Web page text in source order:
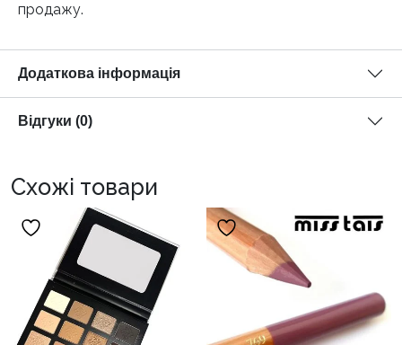
продажу.
Додаткова інформація
Відгуки (0)
Схожі товари